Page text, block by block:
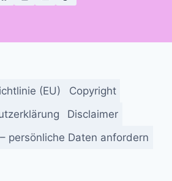
(EU)
Copyright
Disclaimer
– persönliche Daten anfordern